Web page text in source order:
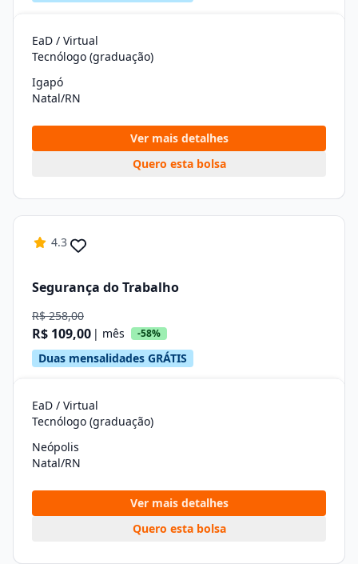
EaD / Virtual
Tecnólogo (graduação)
Igapó
Natal/RN
Ver mais detalhes
Quero esta bolsa
4.3
Segurança do Trabalho
R$ 258,00
R$ 109,00 | mês -58%
Duas mensalidades GRÁTIS
EaD / Virtual
Tecnólogo (graduação)
Neópolis
Natal/RN
Ver mais detalhes
Quero esta bolsa